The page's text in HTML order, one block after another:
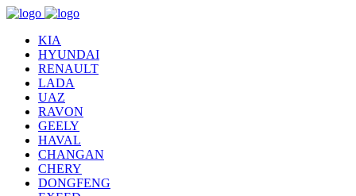
KIA
HYUNDAI
RENAULT
LADA
UAZ
RAVON
GEELY
HAVAL
CHANGAN
CHERY
DONGFENG